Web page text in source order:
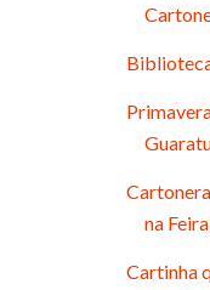
na
Cartinha